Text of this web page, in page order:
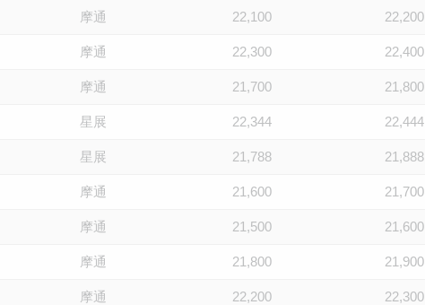
摩通 22,100 22,200
摩通 22,300 22,400
摩通 21,700 21,800
星展 22,344 22,444
星展 21,788 21,888
摩通 21,600 21,700
摩通 21,500 21,600
摩通 21,800 21,900
摩通 22,200 22,300